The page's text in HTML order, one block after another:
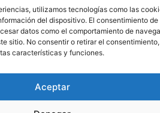
utilizamos tecnologías como las
del dispositivo. El consentimiento de
datos como el comportamiento de
sitio. No consentir o retirar el
características y funciones.
Aceptar